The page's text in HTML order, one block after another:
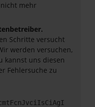
mehr
Schritte versucht
werden versuchen,
kannst uns diesen
Fehlersuche zu